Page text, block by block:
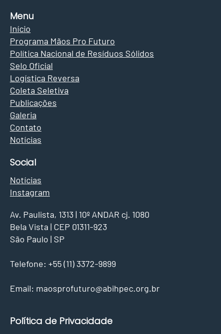
Apoiada pelo Mãos Pro Futuro,
ACMR Fut7 garante terceiro lugar
da Copa Sul, em Curitiba PR
Política de Privacidade
Av. Paulista, 1313 | 10º ANDAR cj. 1080
Bela Vista | CEP 01311-923
São Paulo | SP
Telefone: +55 (11) 3372-9899
Email: maosprofuturo@abihpec.org.br
Social
Notícias
Instagram
Menu
Início
Programa Mãos Pro Futuro
Política Nacional de Resíduos Sólidos
Selo Oficial
Logística Reversa
Coleta Seletiva
Publicações
Galeria
Contato
Notícias